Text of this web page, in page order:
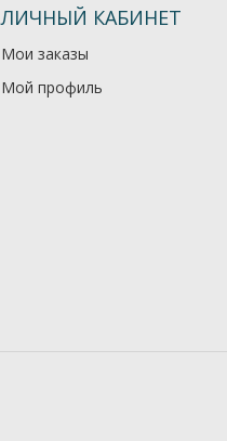
ЛИЧНЫЙ КАБИНЕТ
Мои заказы
Мой профиль